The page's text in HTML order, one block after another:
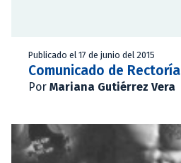
Publicado el 17 de junio del 2015
Comunicado de Rectoría
Por Mariana Gutiérrez Vera